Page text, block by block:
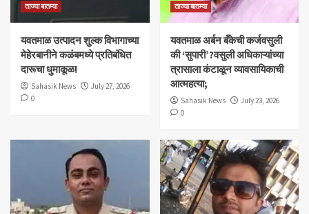
ताज्या बातम्या
यवतमाळ उत्पादन शुल्क विभागाच्या
मेहेरबानीने कळंबमध्ये प्रतिबंधित
दारूचा धुमाकूळ!
Sahasik News
July 27, 2026
0
ताज्या बातम्या
​यवतमाळ अर्बन बँकेची कर्जवसुली
की ‘सुपारी’?वसुली अधिकाऱ्यांच्या
त्रासाला कंटाळून व्यावसायिकाची
आत्महत्या;
Sahasik News
July 23, 2026
0